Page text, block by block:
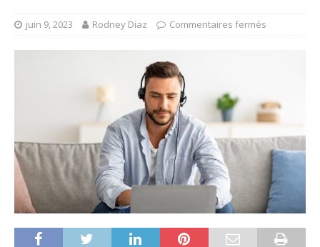
juin 9, 2023 Rodney Diaz Commentaires fermés